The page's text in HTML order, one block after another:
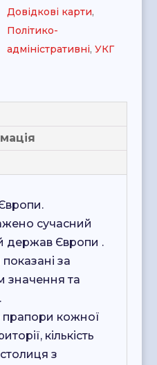
Довідкові карти,
Політико-
адміністративні,УКГ
сучасний
держав Європи .
за
значення та
прапори кожної
кількість
з